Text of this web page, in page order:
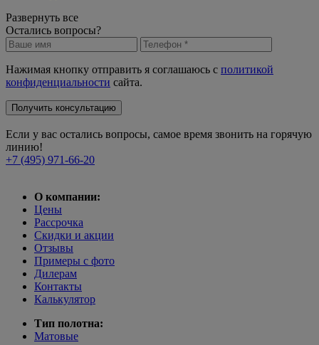
Развернуть все
Остались вопросы?
Нажимая кнопку отправить я соглашаюсь с политикой
конфиденциальности сайта.
Получить консультацию
Если у вас остались вопросы, самое время звонить на горячую
линию!
+7 (495) 971-66-20
О компании:
Цены
Рассрочка
Скидки и акции
Отзывы
Примеры с фото
Дилерам
Контакты
Калькулятор
Тип полотна:
Матовые